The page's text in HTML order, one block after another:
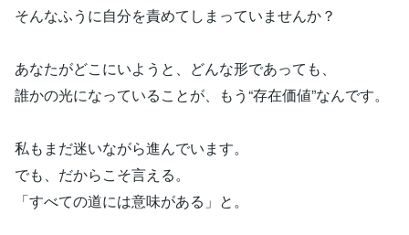
そんなふうに自分を責めてしまっていませんか？
あなたがどこにいようと、どんな形であっても、
誰かの光になっていることが、もう“存在価値”なんです。
私もまだ迷いながら進んでいます。
でも、だからこそ言える。
「すべての道には意味がある」と。